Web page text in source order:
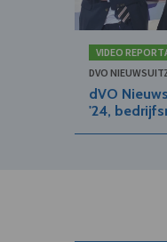
VIDEO
DVO
dVO
'24,